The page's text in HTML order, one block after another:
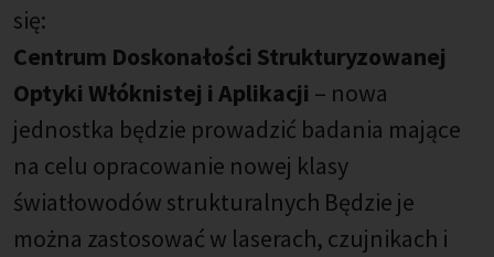
się:
Centrum Doskonałości Strukturyzowanej
Optyki Włóknistej i Aplikacji – nowa
jednostka będzie prowadzić badania mające
na celu opracowanie nowej klasy
światłowodów strukturalnych Będzie je
można zastosować w laserach, czujnikach i